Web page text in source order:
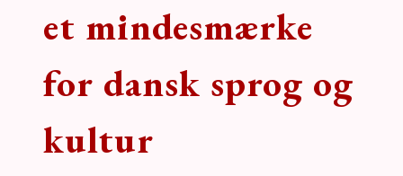
et mindesmærke
for dansk sprog og
kultur